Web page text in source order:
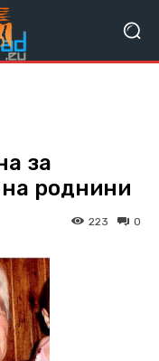
за
роднини
0
223